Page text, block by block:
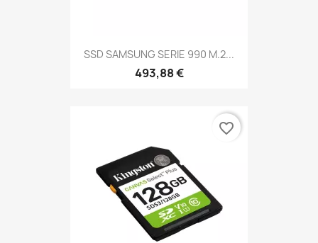
SSD SAMSUNG SERIE 990 M.2...
493,88 €
favorite_border